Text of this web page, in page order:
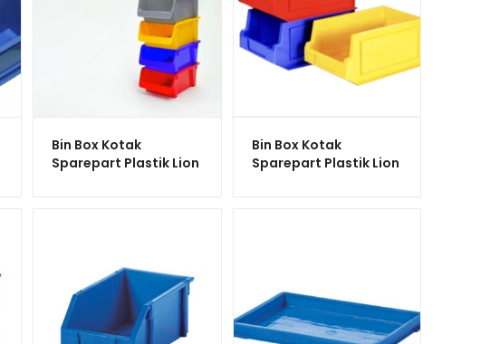
Bin Box Kotak
Sparepart Plastik Lion
Bin Box Kotak
Sparepart Plastik Lion